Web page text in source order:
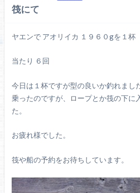
筏にて
ヤエンで アオリイカ １９６０gを１杯
当たり ６回
今日は１杯ですが型の良いか釣れまし
乗ったのですが、ロープとか筏の下に
た。
お疲れ様でした。
筏や船の予約をお待ちしています。